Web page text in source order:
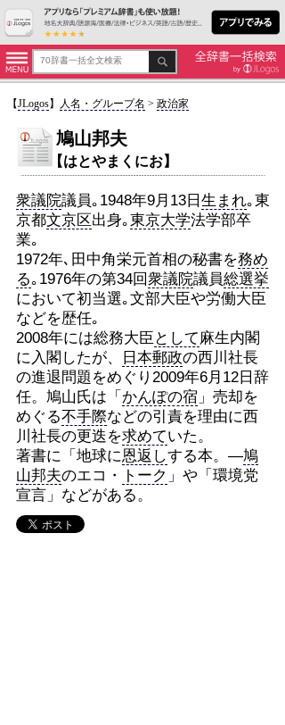
【JLogos】 人名・グループ名 > 政治家
鳩山邦夫
【はとやまくにお】
衆議院議員｡1948年9月13日 生まれ｡東
京都文京区出身｡東京大学法学部卒
業｡
1972年､田中角栄元首相の秘書を務め
る｡1976年の第34回衆議院議員総選挙
において初当選｡文部大臣や労働大臣
などを歴任｡
2008年には総務大臣 として麻生内閣
に入閣したが、
日本郵政の西川社長
の進退問題をめぐり2009年6月12日辞
任。鳩山氏は「 かんぽの宿 」売却を
めぐる不手際などの引責を理由に西
川社長の更迭を求めていた。
著書に「地球に恩返しする本。―鳩
山邦夫のエコ・ トーク 」や「環境党
宣言」などがある。